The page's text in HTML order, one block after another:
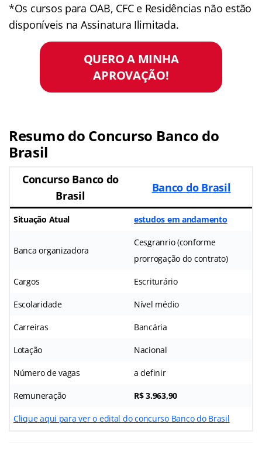
*Os cursos para OAB, CFC e Residências não estão
disponíveis na Assinatura Ilimitada.
QUERO A MINHA
APROVAÇÃO!
Resumo do Concurso Banco do
Brasil
Concurso Banco do
Brasil
Banco do Brasil
Situação Atual estudos em andamento
Banca organizadora
Cesgranrio (conforme
prorrogação do contrato)
Cargos Escriturário
Escolaridade Nível médio
Carreiras Bancária
Lotação Nacional
Número de vagas a definir
Remuneração R$ 3.963,90
Clique aqui para ver o edital do concurso Banco do Brasil